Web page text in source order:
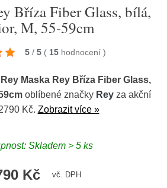
Bříza Fiber Glass, bílá,
M, 55-59cm
5 / 5 ( 15 hodnocení )
Rey Maska Rey Bříza Fiber Glass,
oblíbené značky Rey za akční
Kč. Zobrazit více »
Skladem > 5 ks
Kč vč. DPH